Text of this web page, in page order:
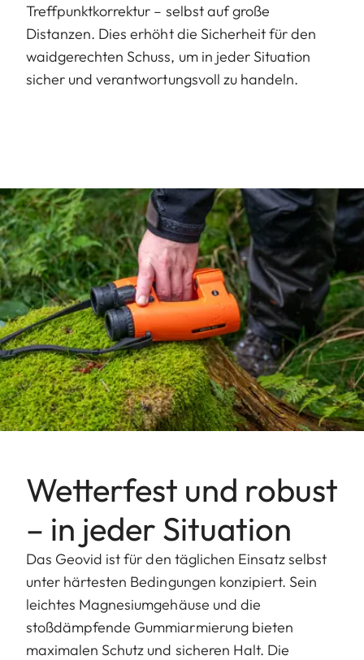
Treffpunktkorrektur – selbst auf große
Distanzen. Dies erhöht die Sicherheit für den
waidgerechten Schuss, um in jeder Situation
sicher und verantwortungsvoll zu handeln.
Wetterfest und robust
– in jeder Situation
Das Geovid ist für den täglichen Einsatz selbst
unter härtesten Bedingungen konzipiert. Sein
leichtes Magnesiumgehäuse und die
stoßdämpfende Gummiarmierung bieten
maximalen Schutz und sicheren Halt. Die